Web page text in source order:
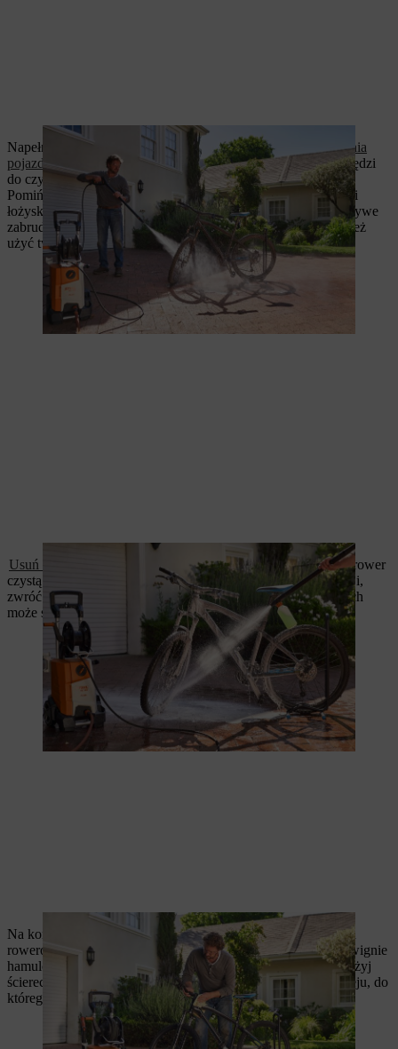
Napełnij dyszę do wytwarzania piany środkiem do czyszczenia
pojazdów
zgodnie z instrukcją obsługi i przymocuj ją do narzędzi
do czyszczenia pojazdów. Nałóż środek czyszczący na rower.
Pomiń przy tym delikatne części, takie jak łańcuch rowerowy i
łożyska. Użyj miękkiej szczotki, aby delikatnie usunąć uporczywe
zabrudzenia. Do czyszczenia felg i kół zębatych można również
użyć twardszej szczotki.
Usuń środek czyszczący
myjką wysokociśnieniową i opłucz rower
czystą wodą. Następnie dokładnie osusz. Aby zapobiec korozji,
zwróć szczególną uwagę na uszczelki i inne miejsca, w których
może się znajdować woda.
Na koniec naoliw wszystkie ruchome części, takie jak łańcuch
rowerowy, łożyska, linki przerzutek, przeguby hamulców, dźwignie
hamulca i zmiany biegów oraz przerzutkę tylną. W tym celu użyj
ściereczki. Dzięki temu na rowerze nie pozostanie nadmiar oleju, do
którego mogłyby się przykleić duże ilości kurzu i brudu.